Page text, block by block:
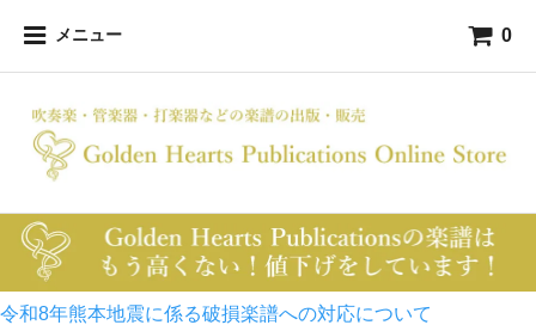
メニュー 0
令和8年熊本地震に係る破損楽譜への対応について